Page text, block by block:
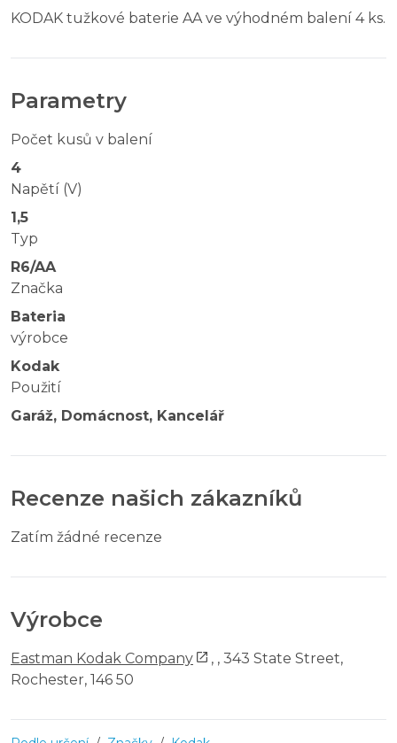
KODAK tužkové baterie AA ve výhodném balení 4 ks.
Parametry
Počet kusů v balení
4
Napětí (V)
1,5
Typ
R6/AA
Značka
Bateria
výrobce
Kodak
Použití
Garáž, Domácnost, Kancelář
Recenze našich zákazníků
Zatím žádné recenze
Výrobce
Eastman Kodak Company , , 343 State Street,
Rochester, 146 50